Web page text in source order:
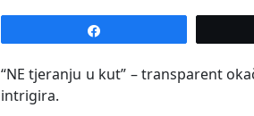
“NE tjeranju u kut” – transparent
intrigira.